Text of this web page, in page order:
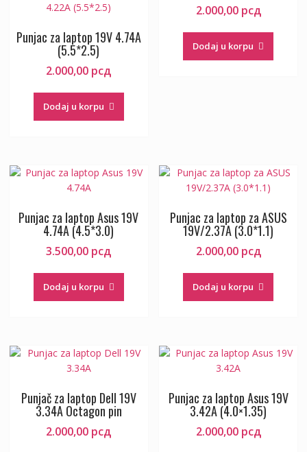
Punjac za laptop 19V 4.74A
(5.5*2.5)
2.000,00 рсд
Dodaj u korpu
2.000,00 рсд
Dodaj u korpu
Punjac za laptop Asus 19V
4.74A (4.5*3.0)
3.500,00 рсд
Dodaj u korpu
Punjac za laptop za ASUS
19V/2.37A (3.0*1.1)
2.000,00 рсд
Dodaj u korpu
Punjač za laptop Dell 19V
3.34A Octagon pin
2.000,00 рсд
Punjac za laptop Asus 19V
3.42A (4.0×1.35)
2.000,00 рсд